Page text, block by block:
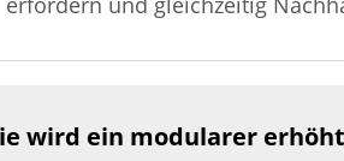
wird ein modularer